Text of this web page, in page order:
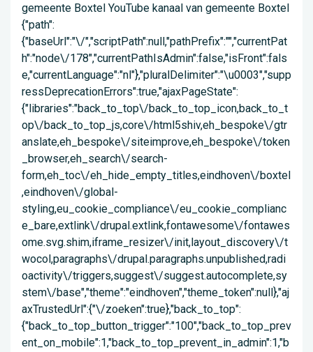
gemeente Boxtel YouTube kanaal van gemeente Boxtel
{"path":
{"baseUrl":"\/","scriptPath":null,"pathPrefix":"","currentPat
h":"node\/178","currentPathIsAdmin":false,"isFront":fals
e,"currentLanguage":"nl"},"pluralDelimiter":"\u0003","supp
ressDeprecationErrors":true,"ajaxPageState":
{"libraries":"back_to_top\/back_to_top_icon,back_to_t
op\/back_to_top_js,core\/html5shiv,eh_bespoke\/gtr
anslate,eh_bespoke\/siteimprove,eh_bespoke\/token
_browser,eh_search\/search-
form,eh_toc\/eh_hide_empty_titles,eindhoven\/boxtel
,eindhoven\/global-
styling,eu_cookie_compliance\/eu_cookie_complianc
e_bare,extlink\/drupal.extlink,fontawesome\/fontawes
ome.svg.shim,iframe_resizer\/init,layout_discovery\/t
wocol,paragraphs\/drupal.paragraphs.unpublished,radi
oactivity\/triggers,suggest\/suggest.autocomplete,sy
stem\/base","theme":"eindhoven","theme_token":null},"aj
axTrustedUrl":{"\/zoeken":true},"back_to_top":
{"back_to_top_button_trigger":"100","back_to_top_prev
ent_on_mobile":1,"back_to_top_prevent_in_admin":1,"b